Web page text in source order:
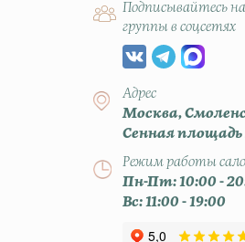
Подписывайтесь
группы в соцсетях
Адрес
Москва,
Сенная площадь
Режим работы
Пн-Пт: 10:00 -
Вс: 11:00 - 19:00